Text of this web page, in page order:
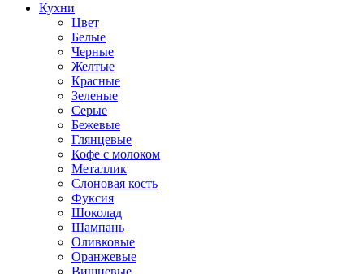
Кухни
Цвет
Белые
Черные
Желтые
Красные
Зеленые
Серые
Бежевые
Глянцевые
Кофе с молоком
Металлик
Слоновая кость
Фуксия
Шоколад
Шампань
Оливковые
Оранжевые
Вишневые